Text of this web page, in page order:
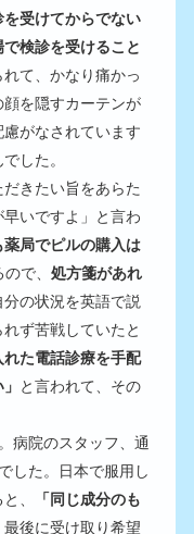
を受けてからでない
で検診を受けること
て、かなり痛かっ
を隠すカーテンが
がなされています
した。
きたい旨をあらた
いですよ」と言わ
局でピルの購入は
ので、処方箋があれ
分の状況を英語で説
ず苦戦していたと
れた電話診療を手配
と言われて、その
病院のスタッフ、通
した。日本で服用し
、
「同じ成分のも
後に受け取り希望